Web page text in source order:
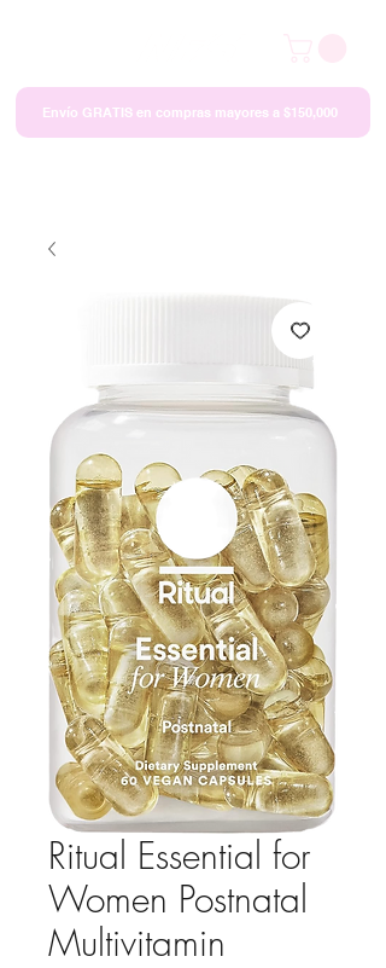
Envío GRATIS en compras mayores a $150,000
Ritual Essential for
Women Postnatal
Multivitamin